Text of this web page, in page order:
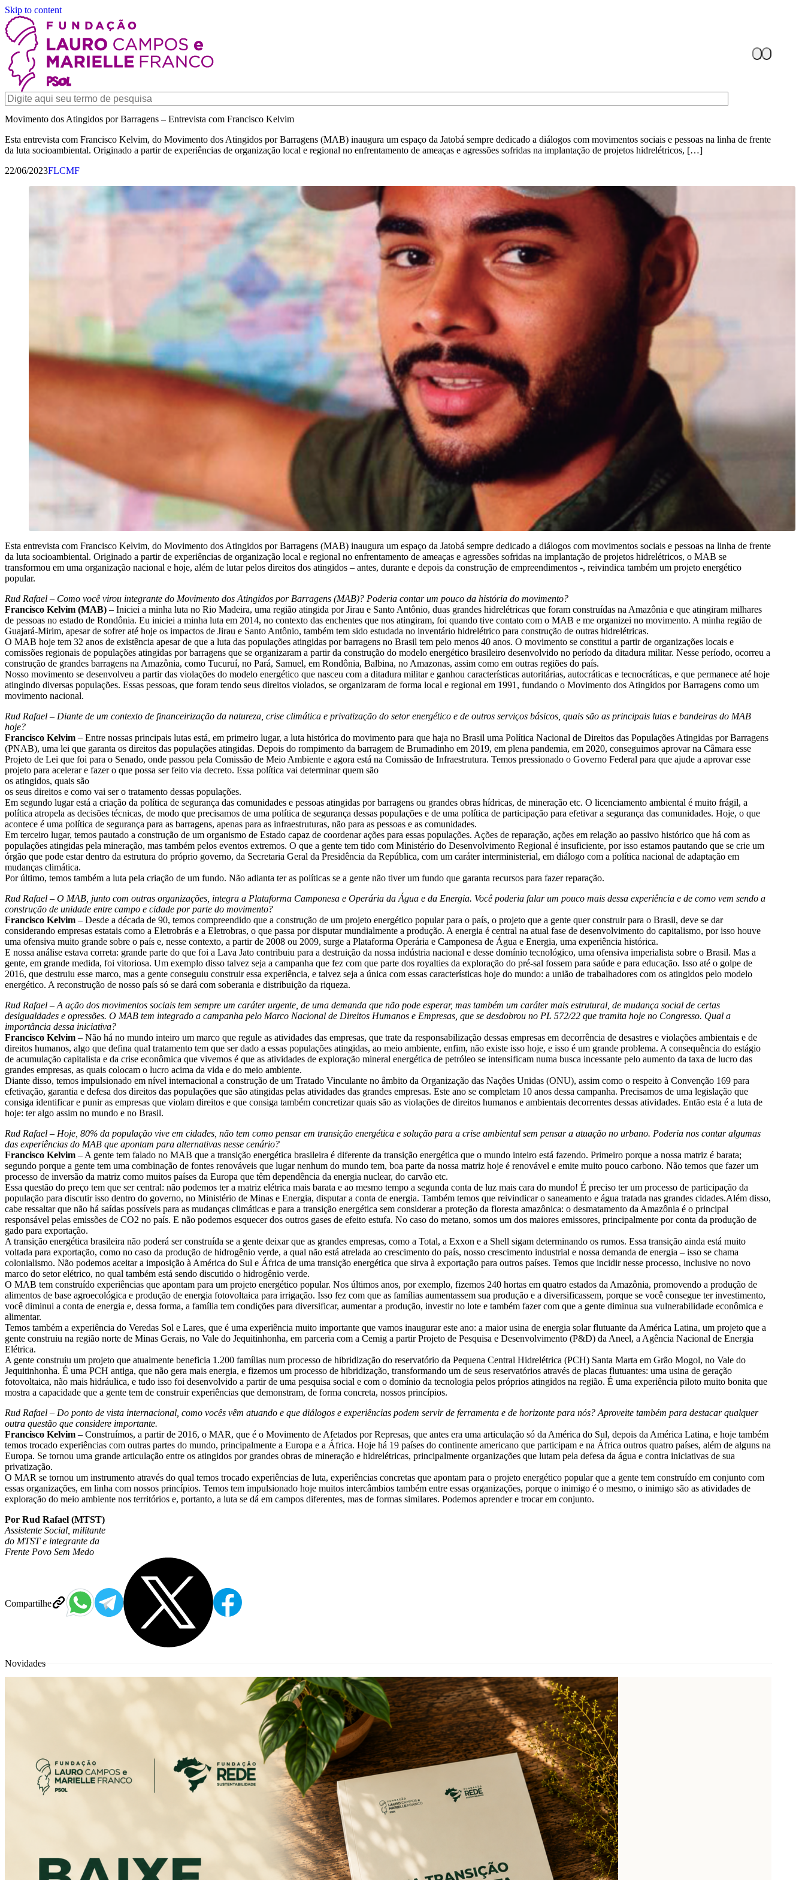
Skip to content
Movimento dos Atingidos por Barragens – Entrevista com Francisco Kelvim
Esta entrevista com Francisco Kelvim, do Movimento dos Atingidos por Barragens (MAB) inaugura um espaço da Jatobá sempre dedicado a diálogos com movimentos sociais e pessoas na linha de frente
da luta socioambiental. Originado a partir de experiências de organização local e regional no enfrentamento de ameaças e agressões sofridas na implantação de projetos hidrelétricos, […]
22/06/2023FLCMF
Compartilhe
Esta entrevista com Francisco Kelvim, do Movimento dos Atingidos por Barragens (MAB) inaugura um espaço da Jatobá sempre dedicado a diálogos com movimentos sociais e pessoas na linha de frente
da luta socioambiental. Originado a partir de experiências de organização local e regional no enfrentamento de ameaças e agressões sofridas na implantação de projetos hidrelétricos, o MAB se
transformou em uma organização nacional e hoje, além de lutar pelos direitos dos atingidos – antes, durante e depois da construção de empreendimentos -, reivindica também um projeto energético
popular.
Rud Rafael – Como você virou integrante do Movimento dos Atingidos por Barragens (MAB)? Poderia contar um pouco da história do movimento?
Francisco Kelvim (MAB) – Iniciei a minha luta no Rio Madeira, uma região atingida por Jirau e Santo Antônio, duas grandes hidrelétricas que foram construídas na Amazônia e que atingiram milhares
de pessoas no estado de Rondônia. Eu iniciei a minha luta em 2014, no contexto das enchentes que nos atingiram, foi quando tive contato com o MAB e me organizei no movimento. A minha região de
Guajará-Mirim, apesar de sofrer até hoje os impactos de Jirau e Santo Antônio, também tem sido estudada no inventário hidrelétrico para construção de outras hidrelétricas.
O MAB hoje tem 32 anos de existência apesar de que a luta das populações atingidas por barragens no Brasil tem pelo menos 40 anos. O movimento se constitui a partir de organizações locais e
comissões regionais de populações atingidas por barragens que se organizaram a partir da construção do modelo energético brasileiro desenvolvido no período da ditadura militar. Nesse período, ocorreu a
construção de grandes barragens na Amazônia, como Tucuruí, no Pará, Samuel, em Rondônia, Balbina, no Amazonas, assim como em outras regiões do país.
Nosso movimento se desenvolveu a partir das violações do modelo energético que nasceu com a ditadura militar e ganhou características autoritárias, autocráticas e tecnocráticas, e que permanece até hoje
atingindo diversas populações. Essas pessoas, que foram tendo seus direitos violados, se organizaram de forma local e regional em 1991, fundando o Movimento dos Atingidos por Barragens como um
movimento nacional.
Rud Rafael – Diante de um contexto de financeirização da natureza, crise climática e privatização do setor energético e de outros serviços básicos, quais são as principais lutas e bandeiras do MAB
hoje?
Francisco Kelvim – Entre nossas principais lutas está, em primeiro lugar, a luta histórica do movimento para que haja no Brasil uma Política Nacional de Direitos das Populações Atingidas por Barragens
(PNAB), uma lei que garanta os direitos das populações atingidas. Depois do rompimento da barragem de Brumadinho em 2019, em plena pandemia, em 2020, conseguimos aprovar na Câmara esse
Projeto de Lei que foi para o Senado, onde passou pela Comissão de Meio Ambiente e agora está na Comissão de Infraestrutura. Temos pressionado o Governo Federal para que ajude a aprovar esse
projeto para acelerar e fazer o que possa ser feito via decreto. Essa política vai determinar quem são
os atingidos, quais são
os seus direitos e como vai ser o tratamento dessas populações.
Em segundo lugar está a criação da política de segurança das comunidades e pessoas atingidas por barragens ou grandes obras hídricas, de mineração etc. O licenciamento ambiental é muito frágil, a
política atropela as decisões técnicas, de modo que precisamos de uma política de segurança dessas populações e de uma política de participação para efetivar a segurança das comunidades. Hoje, o que
acontece é uma política de segurança para as barragens, apenas para as infraestruturas, não para as pessoas e as comunidades.
Em terceiro lugar, temos pautado a construção de um organismo de Estado capaz de coordenar ações para essas populações. Ações de reparação, ações em relação ao passivo histórico que há com as
populações atingidas pela mineração, mas também pelos eventos extremos. O que a gente tem tido com Ministério do Desenvolvimento Regional é insuficiente, por isso estamos pautando que se crie um
órgão que pode estar dentro da estrutura do próprio governo, da Secretaria Geral da Presidência da República, com um caráter interministerial, em diálogo com a política nacional de adaptação em
mudanças climática.
Por último, temos também a luta pela criação de um fundo. Não adianta ter as políticas se a gente não tiver um fundo que garanta recursos para fazer reparação.
Rud Rafael – O MAB, junto com outras organizações, integra a Plataforma Camponesa e Operária da Água e da Energia. Você poderia falar um pouco mais dessa experiência e de como vem sendo a
construção de unidade entre campo e cidade por parte do movimento?
Francisco Kelvim – Desde a década de 90, temos compreendido que a construção de um projeto energético popular para o país, o projeto que a gente quer construir para o Brasil, deve se dar
considerando empresas estatais como a Eletrobrás e a Eletrobras, o que passa por disputar mundialmente a produção. A energia é central na atual fase de desenvolvimento do capitalismo, por isso houve
uma ofensiva muito grande sobre o país e, nesse contexto, a partir de 2008 ou 2009, surge a Plataforma Operária e Camponesa de Água e Energia, uma experiência histórica.
E nossa análise estava correta: grande parte do que foi a Lava Jato contribuiu para a destruição da nossa indústria nacional e desse domínio tecnológico, uma ofensiva imperialista sobre o Brasil. Mas a
gente, em grande medida, foi vitoriosa. Um exemplo disso talvez seja a campanha que fez com que parte dos royalties da exploração do pré-sal fossem para saúde e para educação. Isso até o golpe de
2016, que destruiu esse marco, mas a gente conseguiu construir essa experiência, e talvez seja a única com essas características hoje do mundo: a união de trabalhadores com os atingidos pelo modelo
energético. A reconstrução de nosso país só se dará com soberania e distribuição da riqueza.
Rud Rafael – A ação dos movimentos sociais tem sempre um caráter urgente, de uma demanda que não pode esperar, mas também um caráter mais estrutural, de mudança social de certas
desigualdades e opressões. O MAB tem integrado a campanha pelo Marco Nacional de Direitos Humanos e Empresas, que se desdobrou no PL 572/22 que tramita hoje no Congresso. Qual a
importância dessa iniciativa?
Francisco Kelvim – Não há no mundo inteiro um marco que regule as atividades das empresas, que trate da responsabilização dessas empresas em decorrência de desastres e violações ambientais e de
direitos humanos, algo que defina qual tratamento tem que ser dado a essas populações atingidas, ao meio ambiente, enfim, não existe isso hoje, e isso é um grande problema. A consequência do estágio
de acumulação capitalista e da crise econômica que vivemos é que as atividades de exploração mineral energética de petróleo se intensificam numa busca incessante pelo aumento da taxa de lucro das
grandes empresas, as quais colocam o lucro acima da vida e do meio ambiente.
Diante disso, temos impulsionado em nível internacional a construção de um Tratado Vinculante no âmbito da Organização das Nações Unidas (ONU), assim como o respeito à Convenção 169 para
efetivação, garantia e defesa dos direitos das populações que são atingidas pelas atividades das grandes empresas. Este ano se completam 10 anos dessa campanha. Precisamos de uma legislação que
consiga identificar e punir as empresas que violam direitos e que consiga também concretizar quais são as violações de direitos humanos e ambientais decorrentes dessas atividades. Então esta é a luta de
hoje: ter algo assim no mundo e no Brasil.
Rud Rafael – Hoje, 80% da população vive em cidades, não tem como pensar em transição energética e solução para a crise ambiental sem pensar a atuação no urbano. Poderia nos contar algumas
das experiências do MAB que apontam para alternativas nesse cenário?
Francisco Kelvim – A gente tem falado no MAB que a transição energética brasileira é diferente da transição energética que o mundo inteiro está fazendo. Primeiro porque a nossa matriz é barata;
segundo porque a gente tem uma combinação de fontes renováveis que lugar nenhum do mundo tem, boa parte da nossa matriz hoje é renovável e emite muito pouco carbono. Não temos que fazer um
processo de inversão da matriz como muitos países da Europa que têm dependência da energia nuclear, do carvão etc.
Essa questão do preço tem que ser central: não podemos ter a matriz elétrica mais barata e ao mesmo tempo a segunda conta de luz mais cara do mundo! É preciso ter um processo de participação da
população para discutir isso dentro do governo, no Ministério de Minas e Energia, disputar a conta de energia. Também temos que reivindicar o saneamento e água tratada nas grandes cidades.Além disso,
cabe ressaltar que não há saídas possíveis para as mudanças climáticas e para a transição energética sem considerar a proteção da floresta amazônica: o desmatamento da Amazônia é o principal
responsável pelas emissões de CO2 no país. E não podemos esquecer dos outros gases de efeito estufa. No caso do metano, somos um dos maiores emissores, principalmente por conta da produção de
gado para exportação.
A transição energética brasileira não poderá ser construída se a gente deixar que as grandes empresas, como a Total, a Exxon e a Shell sigam determinando os rumos. Essa transição ainda está muito
voltada para exportação, como no caso da produção de hidrogênio verde, a qual não está atrelada ao crescimento do país, nosso crescimento industrial e nossa demanda de energia – isso se chama
colonialismo. Não podemos aceitar a imposição à América do Sul e África de uma transição energética que sirva à exportação para outros países. Temos que incidir nesse processo, inclusive no novo
marco do setor elétrico, no qual também está sendo discutido o hidrogênio verde.
O MAB tem construído experiências que apontam para um projeto energético popular. Nos últimos anos, por exemplo, fizemos 240 hortas em quatro estados da Amazônia, promovendo a produção de
alimentos de base agroecológica e produção de energia fotovoltaica para irrigação. Isso fez com que as famílias aumentassem sua produção e a diversificassem, porque se você consegue ter investimento,
você diminui a conta de energia e, dessa forma, a família tem condições para diversificar, aumentar a produção, investir no lote e também fazer com que a gente diminua sua vulnerabilidade econômica e
alimentar.
Temos também a experiência do Veredas Sol e Lares, que é uma experiência muito importante que vamos inaugurar este ano: a maior usina de energia solar flutuante da América Latina, um projeto que a
gente construiu na região norte de Minas Gerais, no Vale do Jequitinhonha, em parceria com a Cemig a partir Projeto de Pesquisa e Desenvolvimento (P&D) da Aneel, a Agência Nacional de Energia
Elétrica.
A gente construiu um projeto que atualmente beneficia 1.200 famílias num processo de hibridização do reservatório da Pequena Central Hidrelétrica (PCH) Santa Marta em Grão Mogol, no Vale do
Jequitinhonha. É uma PCH antiga, que não gera mais energia, e fizemos um processo de hibridização, transformando um de seus reservatórios através de placas flutuantes: uma usina de geração
fotovoltaica, não mais hidráulica, e tudo isso foi desenvolvido a partir de uma pesquisa social e com o domínio da tecnologia pelos próprios atingidos na região. É uma experiência piloto muito bonita que
mostra a capacidade que a gente tem de construir experiências que demonstram, de forma concreta, nossos princípios.
Rud Rafael – Do ponto de vista internacional, como vocês vêm atuando e que diálogos e experiências podem servir de ferramenta e de horizonte para nós? Aproveite também para destacar qualquer
outra questão que considere importante.
Francisco Kelvim – Construímos, a partir de 2016, o MAR, que é o Movimento de Afetados por Represas, que antes era uma articulação só da América do Sul, depois da América Latina, e hoje também
temos trocado experiências com outras partes do mundo, principalmente a Europa e a África. Hoje há 19 países do continente americano que participam e na África outros quatro países, além de alguns na
Europa. Se tornou uma grande articulação entre os atingidos por grandes obras de mineração e hidrelétricas, principalmente organizações que lutam pela defesa da água e contra iniciativas de sua
privatização.
O MAR se tornou um instrumento através do qual temos trocado experiências de luta, experiências concretas que apontam para o projeto energético popular que a gente tem construído em conjunto com
essas organizações, em linha com nossos princípios. Temos tem impulsionado hoje muitos intercâmbios também entre essas organizações, porque o inimigo é o mesmo, o inimigo são as atividades de
exploração do meio ambiente nos territórios e, portanto, a luta se dá em campos diferentes, mas de formas similares. Podemos aprender e trocar em conjunto.
Por Rud Rafael (MTST)
Assistente Social, militante
do MTST e integrante da
Frente Povo Sem Medo
Novidades